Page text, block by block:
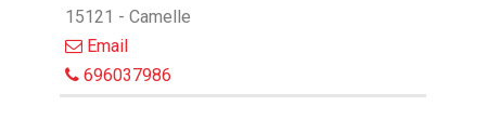
15121 - Camelle
Email
696037986